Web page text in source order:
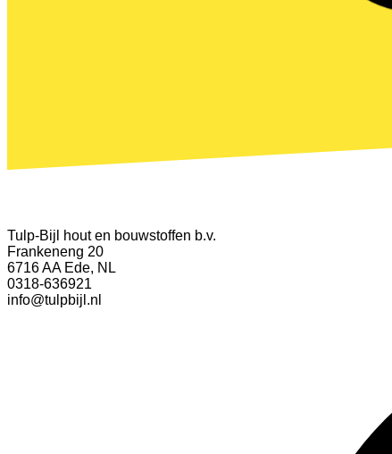
Tulp-Bijl hout en bouwstoffen b.v.
Frankeneng 20
6716 AA Ede, NL
0318-636921
info@tulpbijl.nl